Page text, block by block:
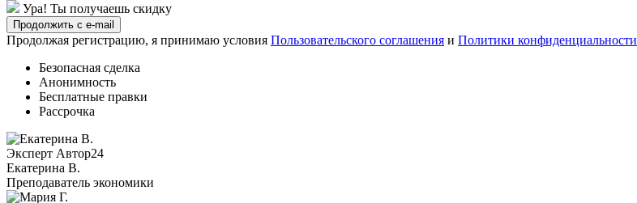
Ура! Ты получаешь скидку
Продолжить с e-mail
Продолжая регистрацию, я принимаю условия Пользовательского соглашения и Политики конфиденциальности
Безопасная сделка
Анонимность
Бесплатные правки
Рассрочка
Эксперт Автор24
Екатерина B.
Преподаватель экономики